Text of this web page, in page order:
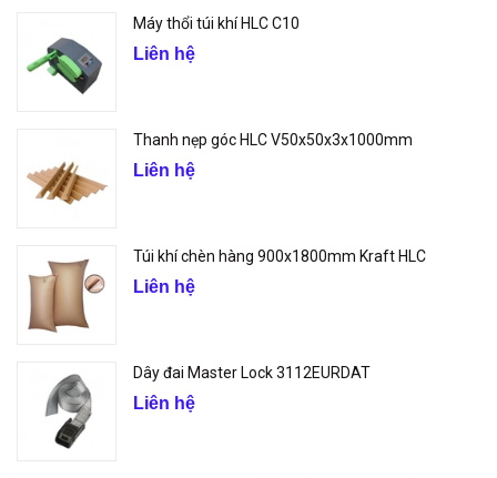
Máy thổi túi khí HLC C10
Liên hệ
Thanh nẹp góc HLC V50x50x3x1000mm
Liên hệ
Túi khí chèn hàng 900x1800mm Kraft HLC
Liên hệ
Dây đai Master Lock 3112EURDAT
Liên hệ